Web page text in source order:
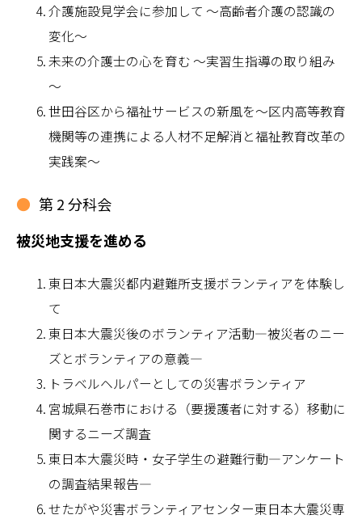
介護施設見学会に参加して ～高齢者介護の認識の
変化～
未来の介護士の心を育む ～実習生指導の取り組み
～
世田谷区から福祉サービスの新風を～区内高等教育
機関等の連携による人材不足解消と福祉教育改革の
実践案～
第 2 分科会
被災地支援を進める
東日本大震災都内避難所支援ボランティアを体験し
て
東日本大震災後のボランティア活動―被災者のニー
ズとボランティアの意義―
トラベルヘルパーとしての災害ボランティア
宮城県石巻市における（要援護者に対する）移動に
関するニーズ調査
東日本大震災時・女子学生の避難行動―アンケート
の調査結果報告―
せたがや災害ボランティアセンター東日本大震災専